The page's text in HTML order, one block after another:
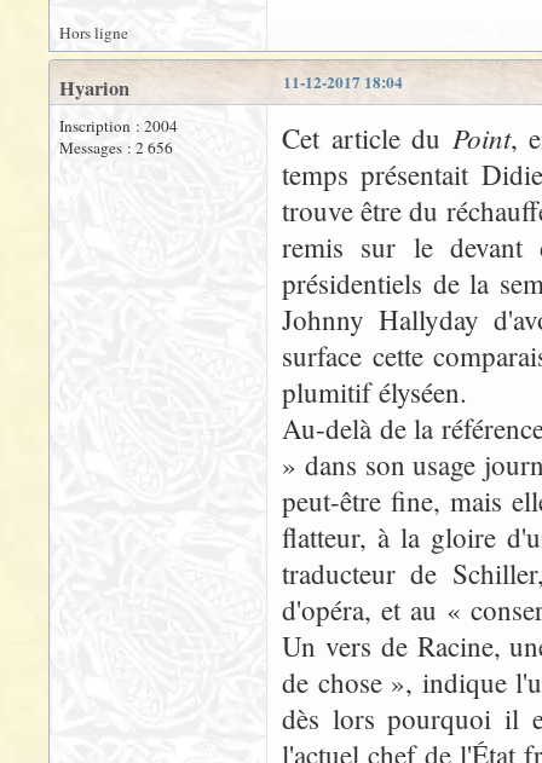
Hors ligne
11-12-2017 18:04
Hyarion
Inscription : 2004
Messages : 2 656
Cet article du Point,
temps présentait
trouve être du
remis sur le devant
présidentiels de la
Johnny Hallyday
surface cette
plumitif élyséen.
Au-delà de la
» dans son usage
peut-être fine, mais
flatteur, à la gloire
traducteur de
d'opéra, et au «
Un vers de Racine,
de chose », indique
dès lors pourquoi il
l'actuel chef de l'État